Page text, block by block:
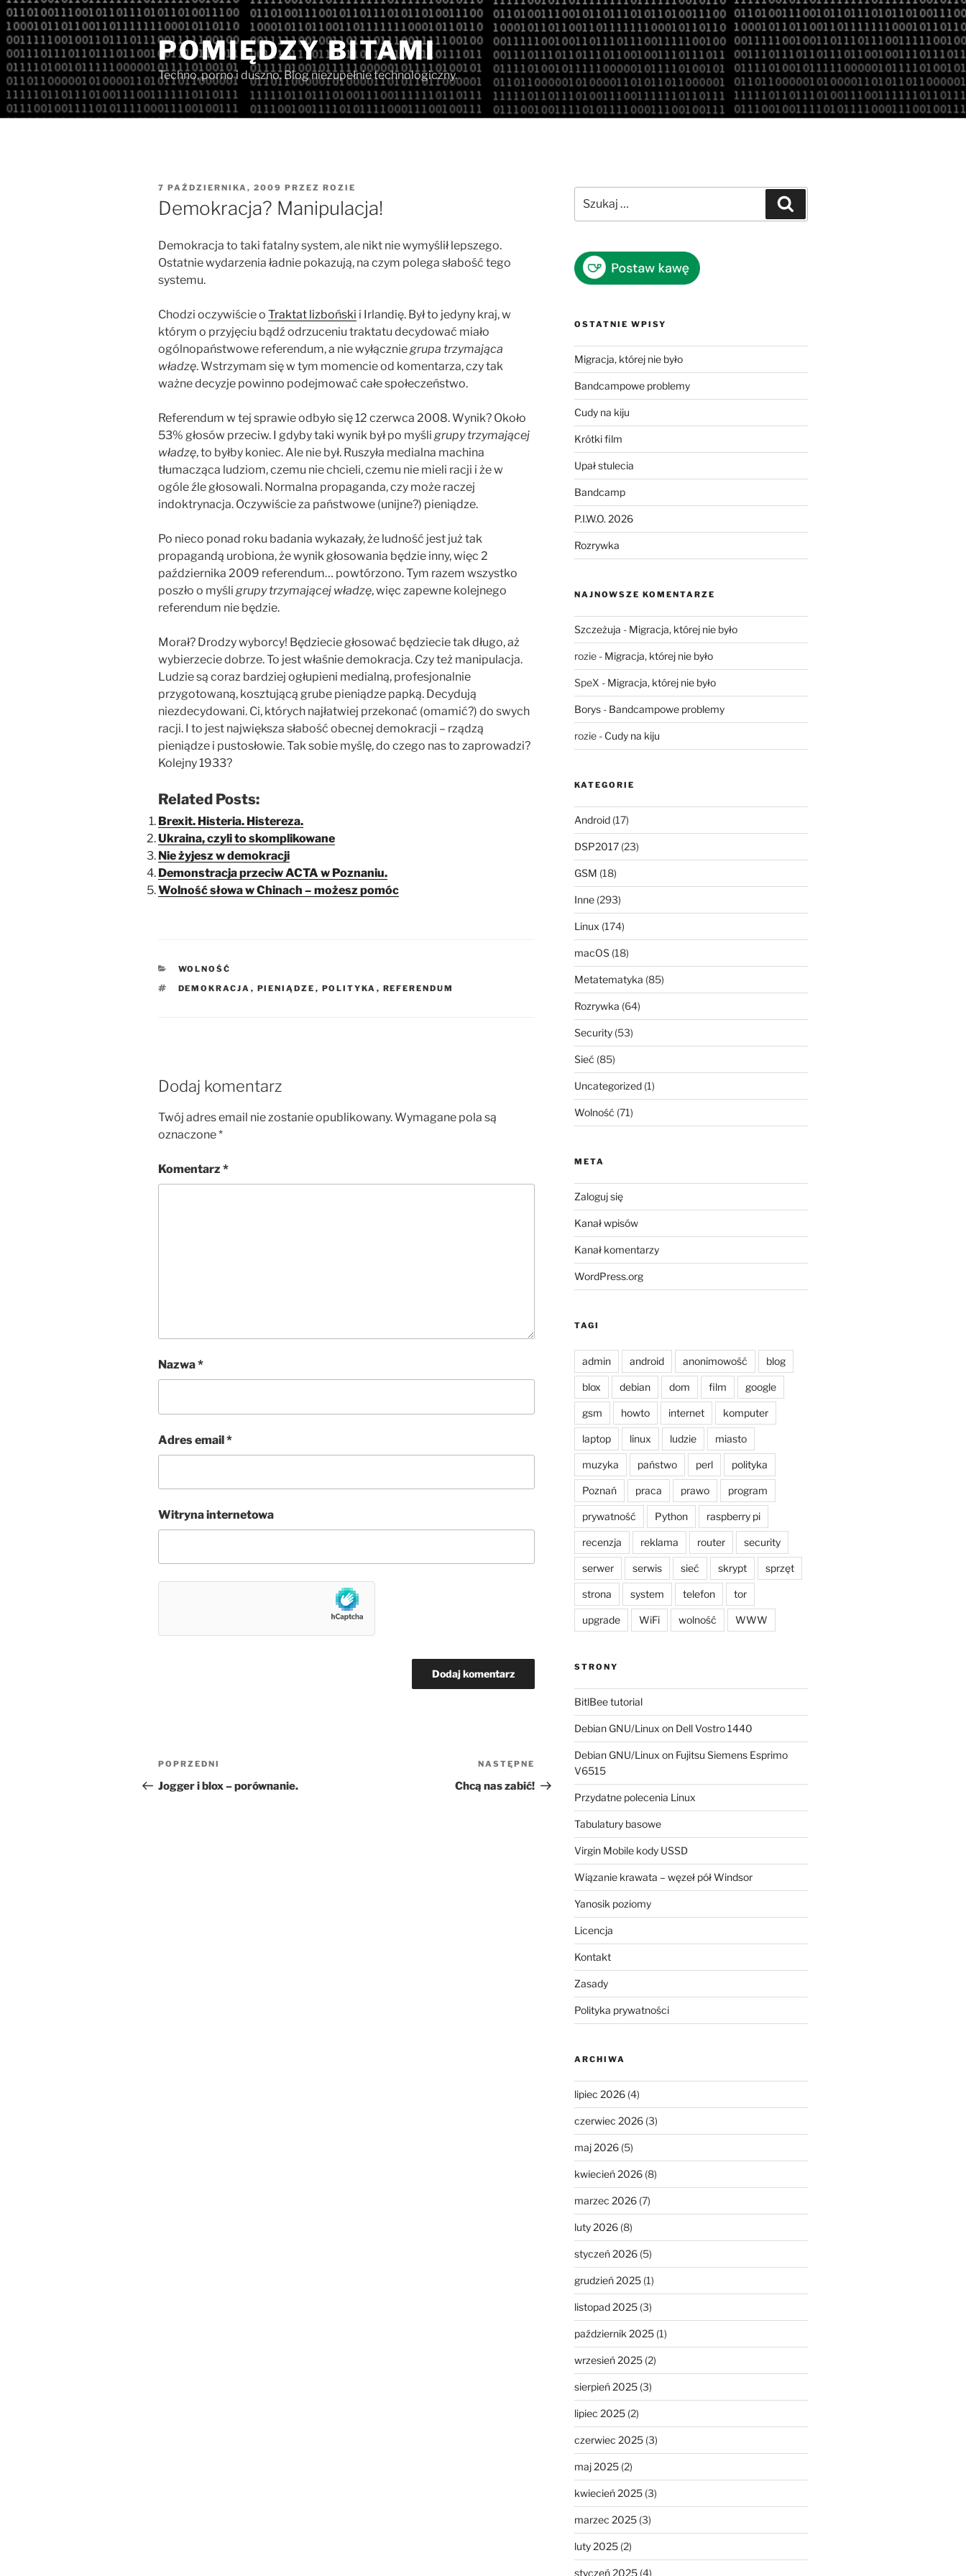
Przejdź
do
treści
POMIĘDZY BITAMI
Techno, porno i duszno. Blog niezupełnie technologiczny.
OPUBLIKOWANE
W
7 PAŹDZIERNIKA, 2009 PRZEZ ROZIE
Demokracja? Manipulacja!
Demokracja to taki fatalny system, ale nikt nie wymyślił lepszego.
Ostatnie wydarzenia ładnie pokazują, na czym polega słabość tego
systemu.
Chodzi oczywiście o Traktat lizboński i Irlandię. Był to jedyny kraj, w
którym o przyjęciu bądź odrzuceniu traktatu decydować miało
ogólnopaństwowe referendum, a nie wyłączniegrupa trzymająca
władzę. Wstrzymam się w tym momencie od komentarza, czy tak
ważne decyzje powinno podejmować całe społeczeństwo.
Referendum w tej sprawie odbyło się 12 czerwca 2008. Wynik? Około
53% głosów przeciw. I gdyby taki wynik był po myśli grupy trzymającej
władzę, to byłby koniec. Ale nie był. Ruszyła medialna machina
tłumacząca ludziom, czemu nie chcieli, czemu nie mieli racji i że w
ogóle źle głosowali. Normalna propaganda, czy może raczej
indoktrynacja. Oczywiście za państwowe (unijne?) pieniądze.
Po nieco ponad roku badania wykazały, że ludność jest już tak
propagandą urobiona, że wynik głosowania będzie inny, więc 2
października 2009 referendum… powtórzono. Tym razem wszystko
poszło o myśli grupy trzymającej władzę, więc zapewne kolejnego
referendum nie będzie.
Morał? Drodzy wyborcy! Będziecie głosować będziecie tak długo, aż
wybierzecie dobrze. To jest właśnie demokracja. Czy też manipulacja.
Ludzie są coraz bardziej ogłupieni medialną, profesjonalnie
przygotowaną, kosztującą grube pieniądze papką. Decydują
niezdecydowani. Ci, których najłatwiej przekonać (omamić?) do swych
racji. I to jest największa słabość obecnej demokracji – rządzą
pieniądze i pustosłowie. Tak sobie myślę, do czego nas to zaprowadzi?
Kolejny 1933?
Related Posts:
Brexit. Histeria. Histereza.
Ukraina, czyli to skomplikowane
Nie żyjesz w demokracji
Demonstracja przeciw ACTA w Poznaniu.
Wolność słowa w Chinach – możesz pomóc
KATEGORIE
WOLNOŚĆ
TAGI
DEMOKRACJA , PIENIĄDZE , POLITYKA , REFERENDUM
Dodaj komentarz
Twój adres email nie zostanie opublikowany.Wymagane pola są
oznaczone*
Komentarz *
Nazwa*
Adres email*
Witryna internetowa
Nawigacja
wpisu
Poprzedni
wpis
POPRZEDNI
Jogger i blox – porównanie.
Następny
wpis
NASTĘPNE
Chcą nas zabić!
OSTATNIE WPISY
Migracja, której nie było
Bandcampowe problemy
Cudy na kiju
Krótki film
Upał stulecia
Bandcamp
P.I.W.O. 2026
Rozrywka
NAJNOWSZE KOMENTARZE
Szczeżuja - Migracja, której nie było
rozie- Migracja, której nie było
SpeX - Migracja, której nie było
Borys- Bandcampowe problemy
rozie- Cudy na kiju
KATEGORIE
Android(17)
DSP2017(23)
GSM (18)
Inne(293)
Linux (174)
macOS(18)
Metatematyka (85)
Rozrywka (64)
Security(53)
Sieć (85)
Uncategorized(1)
Wolność (71)
META
Zaloguj się
Kanał wpisów
Kanał komentarzy
WordPress.org
TAGI
admin android anonimowość blog
blox debian dom film google
gsm howto internet komputer
laptop linux ludzie miasto
muzyka państwo perl polityka
Poznań praca prawo program
prywatność Python raspberry pi
recenzja reklama router security
serwer serwis sieć skrypt sprzęt
strona system telefon tor
upgrade WiFi wolność WWW
STRONY
BitlBee tutorial
Debian GNU/Linux on Dell Vostro 1440
Debian GNU/Linux on Fujitsu Siemens Esprimo
V6515
Przydatne polecenia Linux
Tabulatury basowe
Virgin Mobile kody USSD
Wiązanie krawata – węzeł pół Windsor
Yanosik poziomy
Licencja
Kontakt
Zasady
Polityka prywatności
ARCHIWA
lipiec 2026(4)
czerwiec 2026(3)
maj 2026(5)
kwiecień 2026(8)
marzec 2026(7)
luty 2026(8)
styczeń 2026(5)
grudzień 2025(1)
listopad 2025(3)
październik 2025(1)
wrzesień 2025(2)
sierpień 2025(3)
lipiec 2025(2)
czerwiec 2025(3)
maj 2025(2)
kwiecień 2025(3)
marzec 2025(3)
luty 2025(2)
styczeń 2025(4)